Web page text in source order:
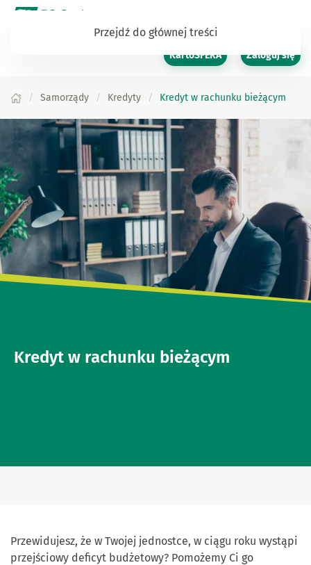
Przejdź do głównej treści
KartoSFERA Zaloguj się
Samorządy Kredyty Kredyt w rachunku bieżącym
Kredyt w rachunku bieżącym
Przewidujesz, że w Twojej jednostce, w ciągu roku wystąpi
przejściowy deficyt budżetowy? Pomożemy Ci go